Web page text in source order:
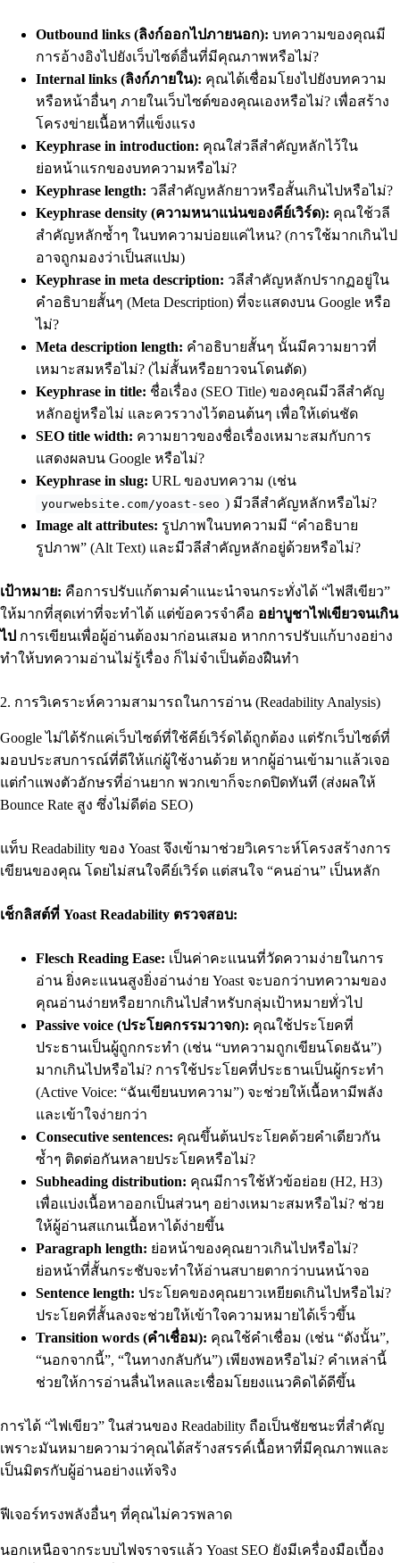
Outbound links (ลิงก์ออกไปภายนอก): บทความของคุณมี
การอ้างอิงไปยังเว็บไซต์อื่นที่มีคุณภาพหรือไม่?
Internal links (ลิงก์ภายใน): คุณได้เชื่อมโยงไปยังบทความ
หรือหน้าอื่นๆ ภายในเว็บไซต์ของคุณเองหรือไม่? เพื่อสร้าง
โครงข่ายเนื้อหาที่แข็งแรง
Keyphrase in introduction: คุณใส่วลีสำคัญหลักไว้ใน
ย่อหน้าแรกของบทความหรือไม่?
Keyphrase length: วลีสำคัญหลักยาวหรือสั้นเกินไปหรือไม่?
Keyphrase density (ความหนาแน่นของคีย์เวิร์ด): คุณใช้วลี
สำคัญหลักซ้ำๆ ในบทความบ่อยแค่ไหน? (การใช้มากเกินไป
อาจถูกมองว่าเป็นสแปม)
Keyphrase in meta description: วลีสำคัญหลักปรากฏอยู่ใน
คำอธิบายสั้นๆ (Meta Description) ที่จะแสดงบน Google หรือ
ไม่?
Meta description length: คำอธิบายสั้นๆ นั้นมีความยาวที่
เหมาะสมหรือไม่? (ไม่สั้นหรือยาวจนโดนตัด)
Keyphrase in title: ชื่อเรื่อง (SEO Title) ของคุณมีวลีสำคัญ
หลักอยู่หรือไม่ และควรวางไว้ตอนต้นๆ เพื่อให้เด่นชัด
SEO title width: ความยาวของชื่อเรื่องเหมาะสมกับการ
แสดงผลบน Google หรือไม่?
Keyphrase in slug: URL ของบทความ (เช่น
yourwebsite.com/yoast-seo ) มีวลีสำคัญหลักหรือไม่?
Image alt attributes: รูปภาพในบทความมี “คำอธิบาย
รูปภาพ” (Alt Text) และมีวลีสำคัญหลักอยู่ด้วยหรือไม่?
เป้าหมาย: คือการปรับแก้ตามคำแนะนำจนกระทั่งได้ “ไฟสีเขียว”
ให้มากที่สุดเท่าที่จะทำได้ แต่ข้อควรจำคือ อย่าบูชาไฟเขียวจนเกิน
ไป การเขียนเพื่อผู้อ่านต้องมาก่อนเสมอ หากการปรับแก้บางอย่าง
ทำให้บทความอ่านไม่รู้เรื่อง ก็ไม่จำเป็นต้องฝืนทำ
2. การวิเคราะห์ความสามารถในการอ่าน (Readability Analysis)
Google ไม่ได้รักแค่เว็บไซต์ที่ใช้คีย์เวิร์ดได้ถูกต้อง แต่รักเว็บไซต์ที่
มอบประสบการณ์ที่ดีให้แก่ผู้ใช้งานด้วย หากผู้อ่านเข้ามาแล้วเจอ
แต่กำแพงตัวอักษรที่อ่านยาก พวกเขาก็จะกดปิดทันที (ส่งผลให้
Bounce Rate สูง ซึ่งไม่ดีต่อ SEO)
แท็บ Readability ของ Yoast จึงเข้ามาช่วยวิเคราะห์โครงสร้างการ
เขียนของคุณ โดยไม่สนใจคีย์เวิร์ด แต่สนใจ “คนอ่าน” เป็นหลัก
เช็กลิสต์ที่ Yoast Readability ตรวจสอบ:
Flesch Reading Ease: เป็นค่าคะแนนที่วัดความง่ายในการ
อ่าน ยิ่งคะแนนสูงยิ่งอ่านง่าย Yoast จะบอกว่าบทความของ
คุณอ่านง่ายหรือยากเกินไปสำหรับกลุ่มเป้าหมายทั่วไป
Passive voice (ประโยคกรรมวาจก): คุณใช้ประโยคที่
ประธานเป็นผู้ถูกกระทำ (เช่น “บทความถูกเขียนโดยฉัน”)
มากเกินไปหรือไม่? การใช้ประโยคที่ประธานเป็นผู้กระทำ
(Active Voice: “ฉันเขียนบทความ”) จะช่วยให้เนื้อหามีพลัง
และเข้าใจง่ายกว่า
Consecutive sentences: คุณขึ้นต้นประโยคด้วยคำเดียวกัน
ซ้ำๆ ติดต่อกันหลายประโยคหรือไม่?
Subheading distribution: คุณมีการใช้หัวข้อย่อย (H2, H3)
เพื่อแบ่งเนื้อหาออกเป็นส่วนๆ อย่างเหมาะสมหรือไม่? ช่วย
ให้ผู้อ่านสแกนเนื้อหาได้ง่ายขึ้น
Paragraph length: ย่อหน้าของคุณยาวเกินไปหรือไม่?
ย่อหน้าที่สั้นกระชับจะทำให้อ่านสบายตากว่าบนหน้าจอ
Sentence length: ประโยคของคุณยาวเหยียดเกินไปหรือไม่?
ประโยคที่สั้นลงจะช่วยให้เข้าใจความหมายได้เร็วขึ้น
Transition words (คำเชื่อม): คุณใช้คำเชื่อม (เช่น “ดังนั้น”,
“นอกจากนี้”, “ในทางกลับกัน”) เพียงพอหรือไม่? คำเหล่านี้
ช่วยให้การอ่านลื่นไหลและเชื่อมโยยงแนวคิดได้ดีขึ้น
การได้ “ไฟเขียว” ในส่วนของ Readability ถือเป็นชัยชนะที่สำคัญ
เพราะมันหมายความว่าคุณได้สร้างสรรค์เนื้อหาที่มีคุณภาพและ
เป็นมิตรกับผู้อ่านอย่างแท้จริง
ฟีเจอร์ทรงพลังอื่นๆ ที่คุณไม่ควรพลาด
นอกเหนือจากระบบไฟจราจรแล้ว Yoast SEO ยังมีเครื่องมือเบื้อง